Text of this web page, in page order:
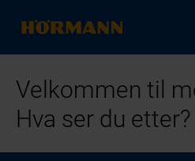
Velkommen til
Hva ser du etter?